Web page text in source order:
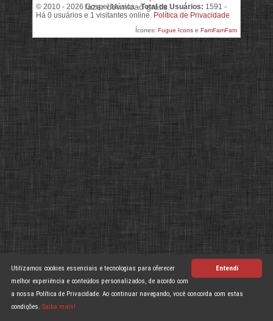
fazer download grátis.
© 2010 - 2026 Gospel Música -Total de Usuários: 1591 -
Há 0 usuários e 1 visitantes online. Política de Privacidade
Ícones: Fugue Icons e FamFamFam
Entendi
Utilizamos cookies essenciais e tecnologias para oferecer
melhor experiência e conteúdos personalizados, de acordo com
a nossa Política de Privacidade. Ao continuar navegando, você concorda com estas
condições. Saiba mais!